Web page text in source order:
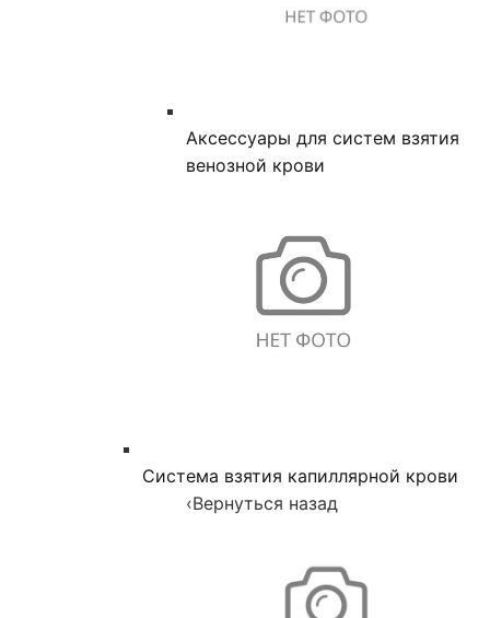
Аксессуары для систем взятия
венозной крови
Система взятия капиллярной крови
‹Вернуться назад